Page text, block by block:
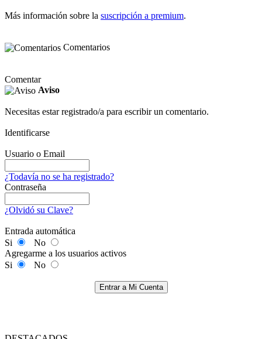
Más información sobre la suscripción a premium.
Comentarios
Comentar
Aviso
Necesitas estar registrado/a para escribir un comentario.
Identificarse
Usuario o Email
¿Todavía no se ha registrado?
Contraseña
¿Olvidó su Clave?
Entrada automática
Si
No
Agregarme a los usuarios activos
Si
No
Entrar a Mi Cuenta